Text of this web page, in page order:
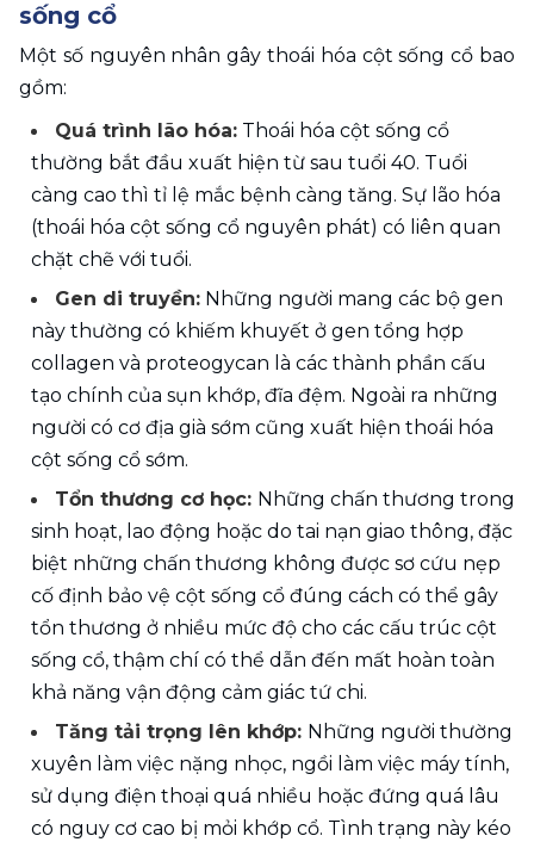
sống cổ
Một số nguyên nhân gây thoái hóa cột sống cổ bao
gồm:
Quá trình lão hóa: Thoái hóa cột sống cổ
thường bắt đầu xuất hiện từ sau tuổi 40. Tuổi
càng cao thì tỉ lệ mắc bệnh càng tăng. Sự lão hóa
(thoái hóa cột sống cổ nguyên phát) có liên quan
chặt chẽ với tuổi.
Gen di truyền: Những người mang các bộ gen
này thường có khiếm khuyết ở gen tổng hợp
collagen và proteogycan là các thành phần cấu
tạo chính của sụn khớp, đĩa đệm. Ngoài ra những
người có cơ địa già sớm cũng xuất hiện thoái hóa
cột sống cổ sớm.
Tổn thương cơ học: Những chấn thương trong
sinh hoạt, lao động hoặc do tai nạn giao thông, đặc
biệt những chấn thương không được sơ cứu nẹp
cố định bảo vệ cột sống cổ đúng cách có thể gây
tổn thương ở nhiều mức độ cho các cấu trúc cột
sống cổ, thậm chí có thể dẫn đến mất hoàn toàn
khả năng vận động cảm giác tứ chi.
Tăng tải trọng lên khớp: Những người thường
xuyên làm việc nặng nhọc, ngồi làm việc máy tính,
sử dụng điện thoại quá nhiều hoặc đứng quá lâu
có nguy cơ cao bị mỏi khớp cổ. Tình trạng này kéo